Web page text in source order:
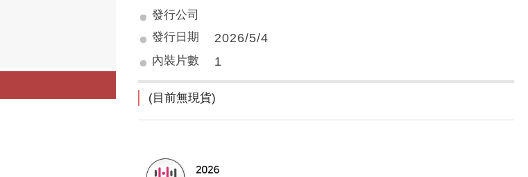
發行公司
發行日期
2026/5/4
內裝片數 1
(目前無現貨)